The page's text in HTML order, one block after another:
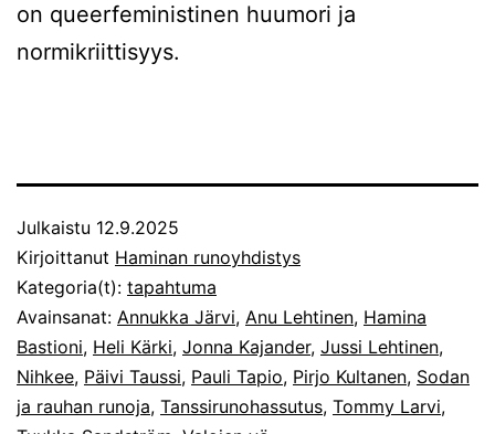
on queerfeministinen huumori ja
normikriittisyys.
Julkaistu 12.9.2025
Kirjoittanut Haminan runoyhdistys
Kategoria(t): tapahtuma
Avainsanat: Annukka Järvi, Anu Lehtinen, Hamina
Bastioni, Heli Kärki, Jonna Kajander, Jussi Lehtinen,
Nihkee, Päivi Taussi, Pauli Tapio, Pirjo Kultanen, Sodan
ja rauhan runoja, Tanssirunohassutus, Tommy Larvi,